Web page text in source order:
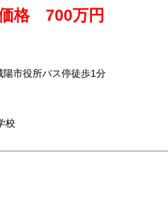
格 700万円
市役所バス停徒歩1分
校